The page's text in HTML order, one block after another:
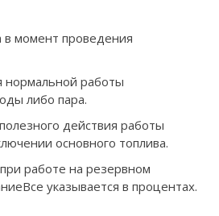
в момент проведения
нормальной работы
либо пара.
действия работы
основного топлива.
работе на резервном
указывается в процентах.